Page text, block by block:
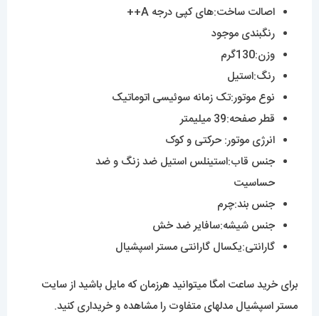
اصالت ساخت:های کپی درجه A++
رنگبندی موجود
وزن:130گرم
رنگ:استیل
نوع موتور:تک زمانه سوئیسی اتوماتیک
قطر صفحه:39 میلیمتر
انرژی موتور: حرکتی و کوک
جنس قاب:استینلس استیل ضد زنگ و ضد
حساسیت
جنس بند:چرم
جنس شیشه:سافایر ضد خش
گارانتی:یکسال گارانتی مستر اسپشیال
برای خرید ساعت امگا میتوانید هرزمان که مایل باشید از سایت
مستر اسپشیال مدلهای متفاوت را مشاهده و خریداری کنید.